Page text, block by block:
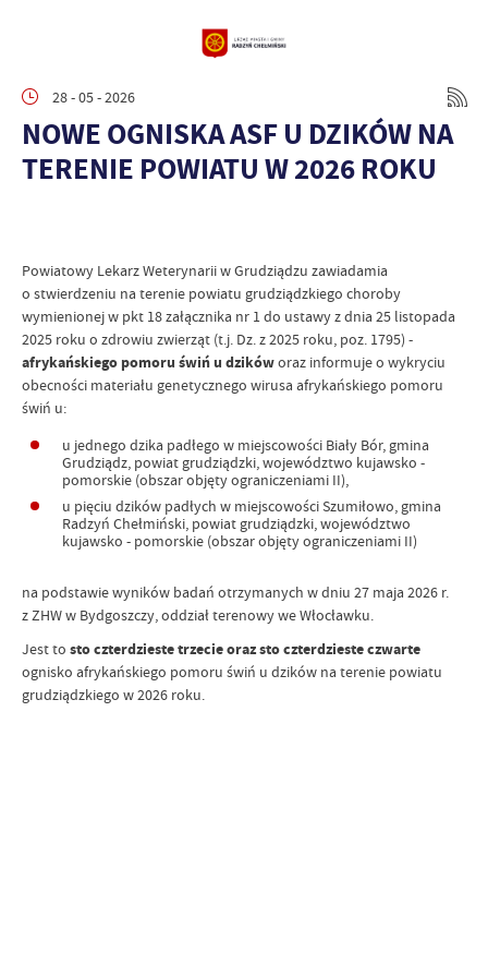
28 - 05 - 2026
NOWE OGNISKA ASF U DZIKÓW NA
TERENIE POWIATU W 2026 ROKU
Powiatowy Lekarz Weterynarii w Grudziądzu zawiadamia
o stwierdzeniu na terenie powiatu grudziądzkiego choroby
wymienionej w pkt 18 załącznika nr 1 do ustawy z dnia 25 listopada
2025 roku o zdrowiu zwierząt (t.j. Dz. z 2025 roku, poz. 1795) -
afrykańskiego pomoru świń u dzikóworaz informuje o wykryciu
obecności materiału genetycznego wirusa afrykańskiego pomoru
świń u:
u jednego dzika padłego w miejscowości Biały Bór, gmina
Grudziądz, powiat grudziądzki, województwo kujawsko -
pomorskie (obszar objęty ograniczeniami II),
u pięciu dzików padłych w miejscowości Szumiłowo, gmina
Radzyń Chełmiński, powiat grudziądzki, województwo
kujawsko - pomorskie (obszar objęty ograniczeniami II)
na podstawie wyników badań otrzymanych w dniu 27 maja 2026 r.
z ZHW w Bydgoszczy, oddział terenowy we Włocławku.
Jest to sto czterdzieste trzecie oraz sto czterdzieste czwarte
ognisko afrykańskiego pomoru świń u dzików na terenie powiatu
grudziądzkiego w 2026 roku.